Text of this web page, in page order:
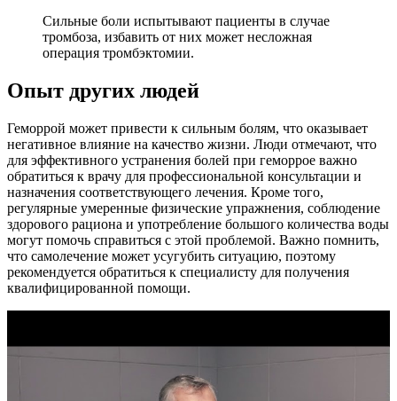
Сильные боли испытывают пациенты в случае
тромбоза, избавить от них может несложная
операция тромбэктомии.
Опыт других людей
Геморрой может привести к сильным болям, что оказывает
негативное влияние на качество жизни. Люди отмечают, что
для эффективного устранения болей при геморрое важно
обратиться к врачу для профессиональной консультации и
назначения соответствующего лечения. Кроме того,
регулярные умеренные физические упражнения, соблюдение
здорового рациона и употребление большого количества воды
могут помочь справиться с этой проблемой. Важно помнить,
что самолечение может усугубить ситуацию, поэтому
рекомендуется обратиться к специалисту для получения
квалифицированной помощи.